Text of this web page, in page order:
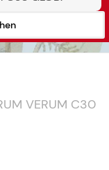
VERUM C30